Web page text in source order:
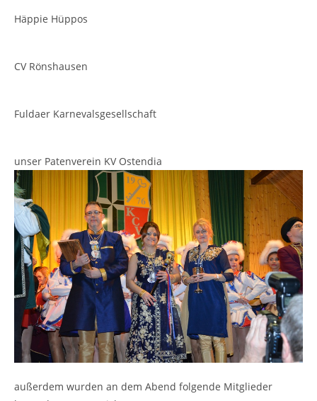
Häppie Hüppos
CV Rönshausen
Fuldaer Karnevalsgesellschaft
unser Patenverein KV Ostendia
außerdem wurden an dem Abend folgende Mitglieder